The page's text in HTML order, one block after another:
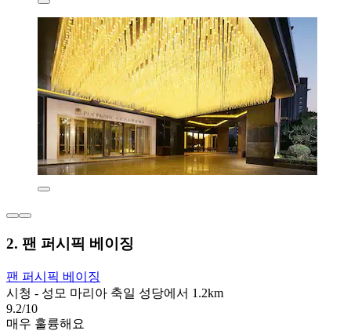
2. 팬 퍼시픽 베이징
팬 퍼시픽 베이징
시청 - 성모 마리아 축일 성당에서 1.2km
9.2/10
매우 훌륭해요